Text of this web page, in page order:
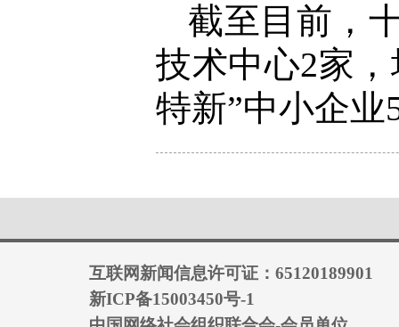
截至目前，
技术中心2家
特新”中小企
互联网新闻信息许可证：65120189901
新ICP备15003450号-1